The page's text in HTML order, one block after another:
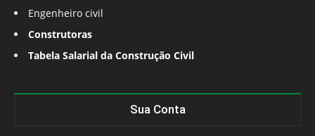
Engenheiro civil
Construtoras
Tabela Salarial da Construção Civil
Sua Conta